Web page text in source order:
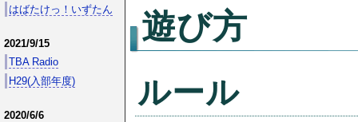
遊び方
ルール
はばたけっ！いずたん
2021/9/15
TBA Radio
H29(入部年度)
2020/6/6